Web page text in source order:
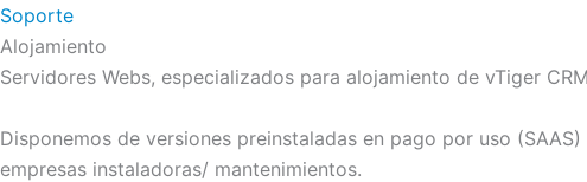
Soporte
Alojamiento
Servidores Webs, especializados para alojamiento de vTiger
Disponemos de versiones preinstaladas en pago por uso
empresas instaladoras/ mantenimientos.